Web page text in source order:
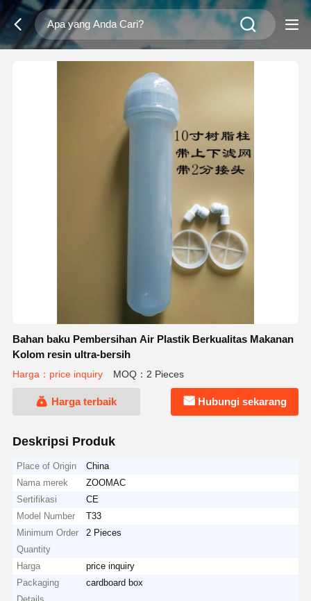
Bahan baku Pembersihan Air Plastik Berkualitas Makanan
Kolom resin ultra-bersih
Harga：price inquiry MOQ：2 Pieces
Harga terbaik Hubungi sekarang
Deskripsi Produk
Place of Origin
China
Nama merek
ZOOMAC
Sertifikasi
CE
Model Number
T33
Minimum Order
Quantity
2 Pieces
Harga
price inquiry
Packaging
cardboard box